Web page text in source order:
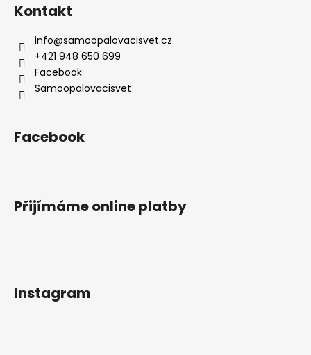
Kontakt
info@samoopalovacisvet.cz
+421 948 650 699
Facebook
Samoopalovacisvet
Facebook
Přijímáme online platby
Instagram